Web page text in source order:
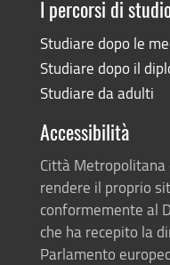
I percorsi di
Studiare dopo le
Studiare dopo il
Studiare da adulti
Accessibilità
Città Metropolitana
rendere il proprio
conformemente al
che ha recepito la
Parlamento